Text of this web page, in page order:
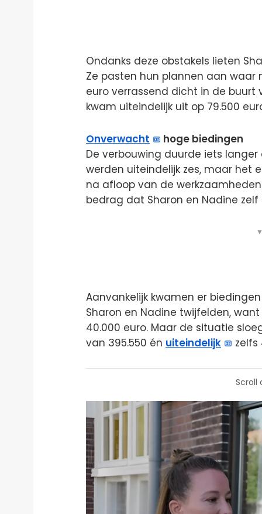
Ondanks deze obstakels lieten
Ze pasten hun plannen aan
euro verrassend dicht in de buurt
kwam uiteindelijk uit op 79.500
Onverwacht
hoge biedingen
De verbouwing duurde iets
werden uiteindelijk zes, maar het
na afloop van de
bedrag dat Sharon en Nadine
Aanvankelijk kwamen er
Sharon en Nadine twijfelden,
40.000 euro. Maar de situatie
van 395.550 én uiteindelijk zelfs
Scroll